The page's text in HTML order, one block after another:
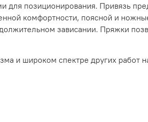
позиционирования. Привязь
комфортности, поясной и
зависании. Пряжки
и широком спектре других работ